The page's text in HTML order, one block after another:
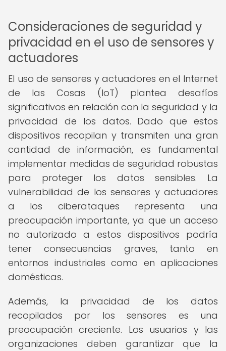
Consideraciones de seguridad y
privacidad en el uso de sensores y
actuadores
El uso de sensores y actuadores en el Internet
de las Cosas (IoT) plantea desafíos
significativos en relación con la seguridad y la
privacidad de los datos. Dado que estos
dispositivos recopilan y transmiten una gran
cantidad de información, es fundamental
implementar medidas de seguridad robustas
para proteger los datos sensibles. La
vulnerabilidad de los sensores y actuadores
a los ciberataques representa una
preocupación importante, ya que un acceso
no autorizado a estos dispositivos podría
tener consecuencias graves, tanto en
entornos industriales como en aplicaciones
domésticas.
Además, la privacidad de los datos
recopilados por los sensores es una
preocupación creciente. Los usuarios y las
organizaciones deben garantizar que la